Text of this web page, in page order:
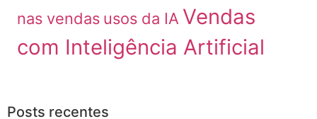
nas vendas usos da IA Vendas
com Inteligência Artificial
Posts recentes